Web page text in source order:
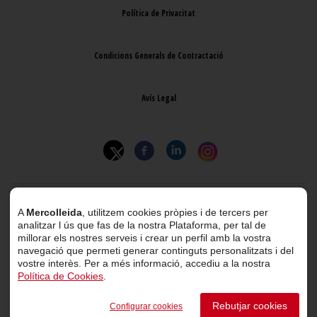
Política de Privacitat
Condicions Generals de Contractació
Avís Legal
© 2026 Mercolleida. Tots els drets reservats.
Projecte web desenvolupat perACTIUM Digital
Portal de transparència
A Mercolleida , utilitzem cookies pròpies i de tercers per
analitzar l ús que fas de la nostra Plataforma, per tal de
millorar els nostres serveis i crear un perfil amb la vostra
navegació que permeti generar continguts personalitzats i del
vostre interès. Per a més informació, accediu a la nostra
Política de Cookies
Configurar cookies Rebutjar cookies